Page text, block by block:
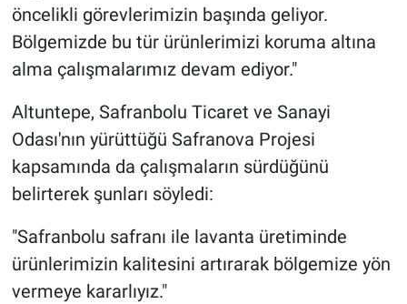
öncelikli görevlerimizin başında geliyor.
Bölgemizde bu tür ürünlerimizi koruma altına
alma çalışmalarımız devam ediyor."
Altuntepe, Safranbolu Ticaret ve Sanayi
Odası'nın yürüttüğü Safranova Projesi
kapsamında da çalışmaların sürdüğünü
belirterek şunları söyledi:
"Safranbolu safranı ile lavanta üretiminde
ürünlerimizin kalitesini artırarak bölgemize yön
vermeye kararlıyız."